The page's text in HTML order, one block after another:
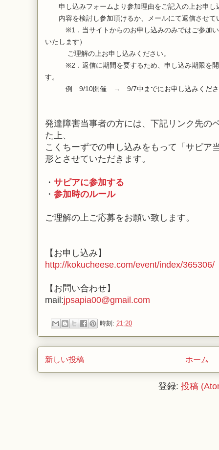
申し込みフォームより参加理由をご記入の上お申し
内容を検討し参加頂けるか、メールにて返信させて
※1．当サイトからのお申し込みのみではご参加い
いたします）
ご理解の上お申し込みください。
※2．返信に期間を要するため、申し込み期限を開
す。
例 9/10開催 → 9/7中までにお申し込みくださ
発達障害当事者の方には、下記リンク先の
た上、
こくちーずでの申し込みをもって「サピア
形とさせていただきます。
・ サピアに参加する
・ 参加時のルール
ご理解の上ご応募をお願い致します。
【お申し込み】
http://kokucheese.com/event/index/365306/
【お問い合わせ】
mail:jpsapia00@gmail.com
時刻: 21:20
新しい投稿 ホーム
登録:投稿